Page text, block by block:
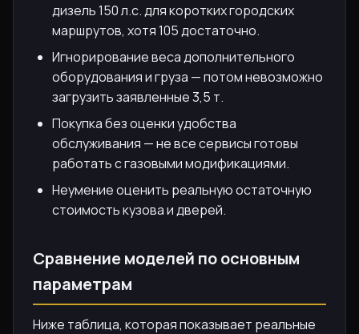
дизель 150 л.с. для коротких городских
маршрутов, хотя 105 достаточно.
Игнорирование веса дополнительного
оборудования и груза — потом невозможно
загрузить заявленные 3,5 т.
Покупка без оценки удобства
обслуживания — не все сервисы готовы
работать с газовыми модификациями.
Неумение оценить реальную остаточную
стоимость кузова и дверей.
Сравнение моделей по основным
параметрам
Ниже таблица, которая показывает реальные